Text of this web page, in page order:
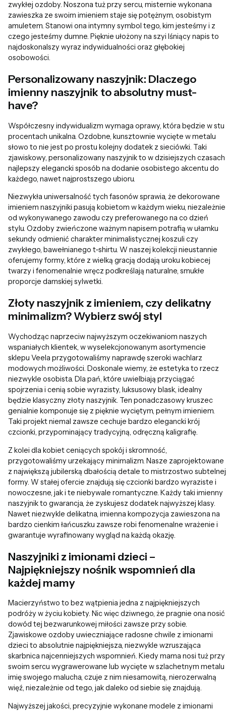
zwykłej ozdoby. Noszona tuż przy sercu, misternie wykonana
zawieszka ze swoim imieniem staje się potężnym, osobistym
amuletem. Stanowi ona intymny symbol tego, kim jesteśmy i z
czego jesteśmy dumne. Pięknie ułożony na szyi lśniący napis to
najdoskonalszy wyraz indywidualności oraz głębokiej
osobowości.
Personalizowany naszyjnik: Dlaczego
imienny naszyjnik to absolutny must-
have?
Współczesny indywidualizm wymaga oprawy, która będzie w stu
procentach unikalna. Ozdobne, kunsztownie wycięte w metalu
słowo to nie jest po prostu kolejny dodatek z sieciówki. Taki
zjawiskowy, personalizowany naszyjnik to w dzisiejszych czasach
najlepszy elegancki sposób na dodanie osobistego akcentu do
każdego, nawet najprostszego ubioru.
Niezwykła uniwersalność tych fasonów sprawia, że dekorowane
imieniem naszyjniki pasują kobietom w każdym wieku, niezależnie
od wykonywanego zawodu czy preferowanego na co dzień
stylu. Ozdoby zwieńczone ważnym napisem potrafią w ułamku
sekundy odmienić charakter minimalistycznej koszuli czy
zwykłego, bawełnianego t-shirtu. W naszej kolekcji nieustannie
oferujemy formy, które z wielką gracją dodają uroku kobiecej
twarzy i fenomenalnie wręcz podkreślają naturalne, smukłe
proporcje damskiej sylwetki.
Złoty naszyjnik z imieniem, czy delikatny
minimalizm? Wybierz swój styl
Wychodząc naprzeciw najwyższym oczekiwaniom naszych
wspaniałych klientek, w wyselekcjonowanym asortymencie
sklepu Veela przygotowaliśmy naprawdę szeroki wachlarz
modowych możliwości. Doskonale wiemy, że estetyka to rzecz
niezwykle osobista. Dla pań, które uwielbiają przyciągać
spojrzenia i cenią sobie wyrazisty, luksusowy blask, idealny
będzie klasyczny złoty naszyjnik. Ten ponadczasowy kruszec
genialnie komponuje się z pięknie wyciętym, pełnym imieniem.
Taki projekt niemal zawsze cechuje bardzo elegancki krój
czcionki, przypominający tradycyjną, odręczną kaligrafię.
Z kolei dla kobiet ceniących spokój i skromność,
przygotowaliśmy urzekający minimalizm. Nasze zaprojektowane
z największą jubilerską dbałością detale to mistrzostwo subtelnej
formy. W stałej ofercie znajdują się czcionki bardzo wyraziste i
nowoczesne, jak i te niebywale romantyczne. Każdy taki imienny
naszyjnik to gwarancja, że zyskujesz dodatek najwyższej klasy.
Nawet niezwykle delikatna, imienna kompozycja zawieszona na
bardzo cienkim łańcuszku zawsze robi fenomenalne wrażenie i
gwarantuje wyrafinowany wygląd na każdą okazję.
Naszyjniki z imionami dzieci –
Najpiękniejszy nośnik wspomnień dla
każdej mamy
Macierzyństwo to bez wątpienia jedna z najpiękniejszych
podróży w życiu kobiety. Nic więc dziwnego, że pragnie ona nosić
dowód tej bezwarunkowej miłości zawsze przy sobie.
Zjawiskowe ozdoby uwieczniające radosne chwile z imionami
dzieci to absolutnie najpiękniejsza, niezwykle wzruszająca
skarbnica najcenniejszych wspomnień. Kiedy mama nosi tuż przy
swoim sercu wygrawerowane lub wycięte w szlachetnym metalu
imię swojego malucha, czuje z nim niesamowitą, nierozerwalną
więź, niezależnie od tego, jak daleko od siebie się znajdują.
Najwyższej jakości, precyzyjnie wykonane modele z imionami